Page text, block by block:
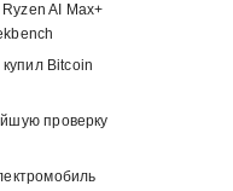
AI Max+
Bitcoin
проверку